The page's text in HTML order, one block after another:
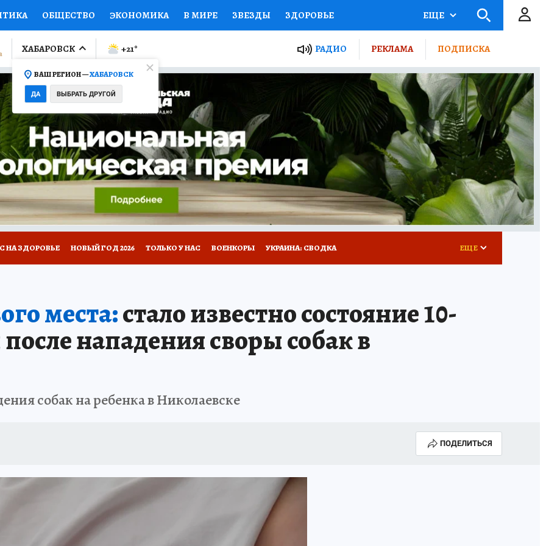
ОБЩЕСТВО ЭКОНОМИКА В МИРЕ ЗВЕЗДЫ ЗДОРОВЬЕ
ПРОИСШЕСТВИЯ НАЦИОНАЛЬНЫЕ ПРОЕКТЫ РОССИИ
ОТКРЫВАЕМ МИР Я ЗНАЮ СЕМЬЯ ЖЕНСКИЕ СЕКРЕТЫ ПУТЕВОДИТЕЛЬ
ПРОМОКОДЫ СЕРИАЛЫ СПЕЦПРОЕКТЫ ДЕФИЦИТ ЖЕЛЕЗА ТУРИЗМ
КОЛЛЕКЦИИ КОНКУРСЫ РЕКЛАМА РАБОТА У НАС ГИД ПОТРЕБИТЕЛЯ
САЙТЕ
ЕЩЕ
ХАБАРОВСК
ВАШ РЕГИОН —ХАБАРОВСК
ДА ВЫБРАТЬ ДРУГОЙ
+21° РАДИО РЕКЛАМА ПОДПИСКА
НА ЗДОРОВЬЕ НОВЫЙ ГОД 2026 ТОЛЬКО У НАС ВОЕНКОРЫ УКРАИНА: СВОДКА
РОССИЯ 167 ЛЕТ ХАБАРОВСКУ ПРОИСШЕСТВИЯ «УРГАЛУГОЛЬ» - ЧЕСТЬ ПРОФЕССИИ АФИША
ЕЩЕ
места:стало известно состояние 10-
нападения своры собак в
собак на ребенка в Николаевске
ПОДЕЛИТЬСЯ